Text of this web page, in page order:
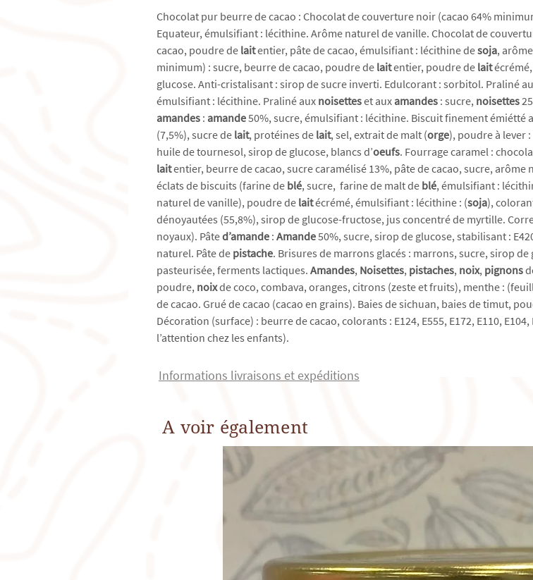
Chocolat pur beurre de cacao : Chocolat de couverture noir (cacao 64%
Equateur, émulsifiant : lécithine. Arôme naturel de vanille. Chocolat de
cacao, poudre de laitentier, pâte de cacao, émulsifiant : lécithine desoja,
minimum) : sucre, beurre de cacao, poudre de laitentier, poudre de lait
glucose. Anti-cristalisant : sirop de sucre inverti. Edulcorant : sorbitol. Praliné
émulsifiant : lécithine. Praliné aux noisetteset aux amandes : sucre, noisettes
amandes : amande50%, sucre, émulsifiant : lécithine. Biscuit finement émiétté
(7,5%), sucre de lait, protéines de lait, sel, extrait de malt (orge), poudre à lever
huile de tournesol, sirop de glucose, blancs d’oeufs. Fourrage caramel :
laitentier, beurre de cacao, sucre caramélisé 13%, pâte de cacao, sucre,
éclats de biscuits (farine de blé, sucre, farine de malt de blé, émulsifiant :
naturel de vanille), poudre de laitécrémé, émulsifiant : lécithine : (soja),
dénoyautées (55,8%), sirop de glucose-fructose, jus concentré de myrtille.
noyaux). Pâted’amande : Amande50%, sucre, sirop de glucose, stabilisant :
naturel. Pâte de pistache. Brisures de marrons glacés : marrons, sucre, sirop
pasteurisée, ferments lactiques. Amandes, Noisettes, pistaches, noix, pignons
poudre, noixde coco, combava, oranges, citrons (zeste et fruits), menthe :
de cacao. Grué de cacao (cacao en grains). Baies de sichuan, baies de timut,
Décoration (surface) : beurre de cacao, colorants : E124, E555, E172, E110,
l’attention chez les enfants).
Informations livraisons et expéditions
A voir également